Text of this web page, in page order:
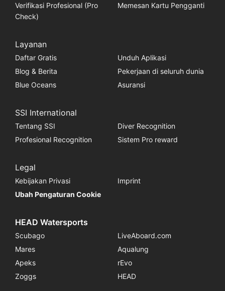
Verifikasi Profesional (Pro
Check)
Memesan Kartu Pengganti
Layanan
Daftar Gratis
Unduh Aplikasi
Blog & Berita
Pekerjaan di seluruh dunia
Blue Oceans
Asuransi
SSI International
Tentang SSI
Diver Recognition
Profesional Recognition
Sistem Pro reward
Legal
Kebijakan Privasi
Imprint
Ubah Pengaturan Cookie
HEAD Watersports
Scubago
LiveAboard.com
Mares
Aqualung
Apeks
rEvo
Zoggs
HEAD